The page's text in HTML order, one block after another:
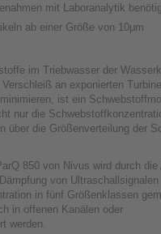
mit Laboranalytik
ab einer Größe von 10µm
im Triebwasser der
an exponierten
ist ein
nur die
über die Größenverteilung der
850 von Nivus wird durch die
von Ultraschallsignalen
in fünf Größenklassen
in offenen Kanälen oder
werden.